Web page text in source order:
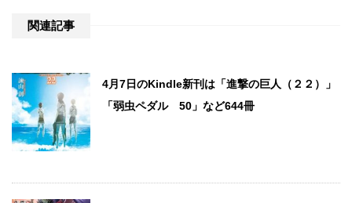
関連記事
4月7日のKindle新刊は「進撃の巨人（２２）」
「弱虫ペダル 50」など644冊